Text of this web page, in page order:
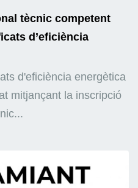
tècnic competent
d’eficiència
d'eficiència energètica
mitjançant la inscripció